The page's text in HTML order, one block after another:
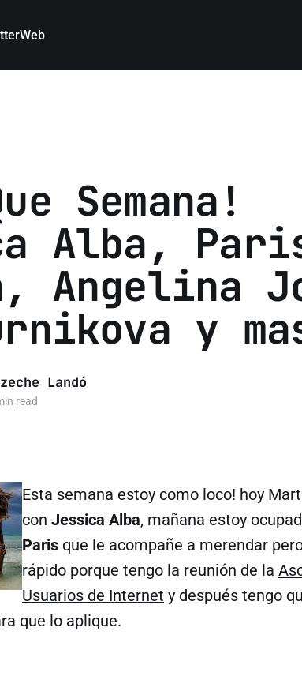
Web
Semana!
Alba,
Angelina
y
Landó
read
Esta semana estoy como loco! hoy
con Jessica Alba, mañana estoy
Paris que le acompañe a merendar
rápido porque tengo la reunión de la
Usuarios de Internet y después tengo
que lo aplique.